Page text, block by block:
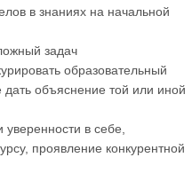
в знаниях на начальной
задач
образовательный
дать объяснение той или иной
в себе,
проявление конкурентной